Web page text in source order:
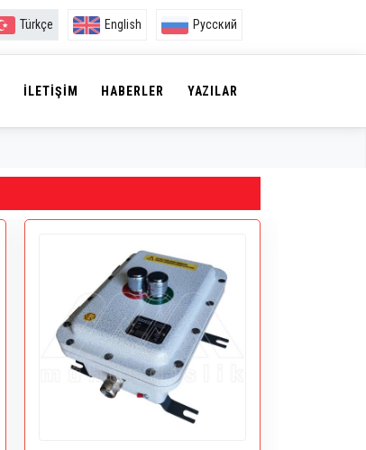
Türkçe English Русский
İLETIŞIM HABERLER YAZILAR